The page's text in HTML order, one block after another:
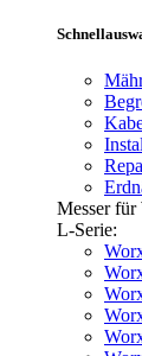
Messer
L-Serie: